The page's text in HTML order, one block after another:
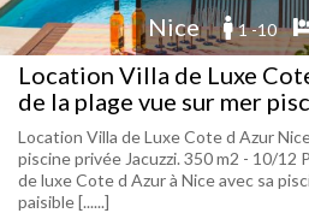
Nice 1 -10
Location Villa de Luxe
de la plage vue sur mer
Location Villa de Luxe Cote d Azur
piscine privée Jacuzzi. 350 m2 - 10/12
de luxe Cote d Azur à Nice avec sa
paisible [......]